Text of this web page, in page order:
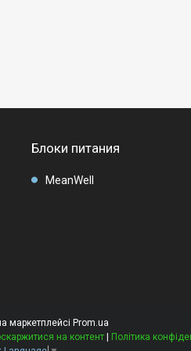
Блоки питания
MeanWell
маркетплейсі Prom.ua
на контент | Політика